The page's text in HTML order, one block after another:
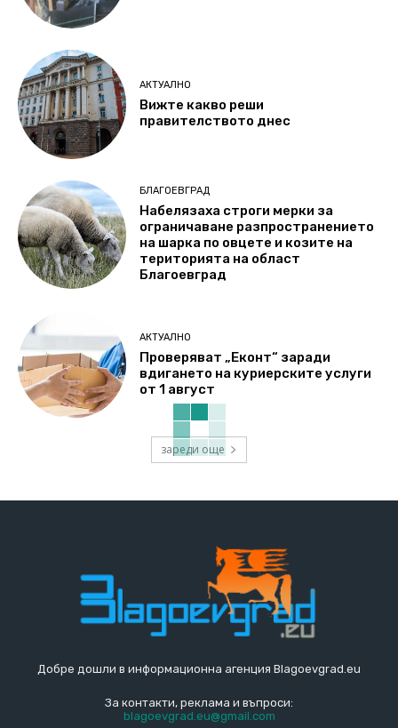
АКТУАЛНО
Вижте какво реши
правителството днес
БЛАГОЕВГРАД
Набелязаха строги мерки за
ограничаване разпространението
на шарка по овцете и козите на
територията на област
Благоевград
АКТУАЛНО
Проверяват „Еконт“ заради
вдигането на куриерските услуги
от 1 август
зареди още
Добре дошли в информационна агенция Blagoevgrad.eu
За контакти, реклама и въпроси:
blagoevgrad.eu@gmail.com